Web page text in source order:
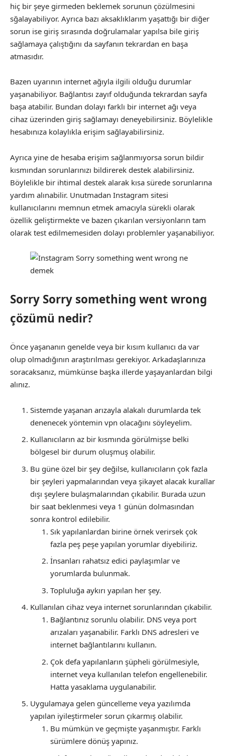
hiç bir şeye girmeden beklemek sorunun çözülmesini
sğalayabiliyor. Ayrıca bazı aksaklıklarım yaşattığı bir diğer
sorun ise giriş sırasında doğrulamalar yapılsa bile giriş
sağlamaya çalıştığını da sayfanın tekrardan en başa
atmasıdır.
Bazen uyarının internet ağıyla ilgili olduğu durumlar
yaşanabiliyor. Bağlantısı zayıf olduğunda tekrardan sayfa
başa atabilir. Bundan dolayı farklı bir internet ağı veya
cihaz üzerinden giriş sağlamayı deneyebilirsiniz. Böylelikle
hesabınıza kolaylıkla erişim sağlayabilirsiniz.
Ayrıca yine de hesaba erişim sağlanmıyorsa sorun bildir
kısmından sorunlarınızı bildirerek destek alabilirsiniz.
Böylelikle bir ihtimal destek alarak kısa sürede sorunlarına
yardım alınabilir. Unutmadan Instagram sitesi
kullanıcılarını memnun etmek amacıyla sürekli olarak
özellik geliştirmekte ve bazen çıkarılan versiyonların tam
olarak test edilmemesiden dolayı problemler yaşanabiliyor.
Sorry Sorry something went wrong
çözümü nedir?
Önce yaşananın genelde veya bir kısım kullanıcı da var
olup olmadığının araştırılması gerekiyor. Arkadaşlarınıza
soracaksanız, mümkünse başka illerde yaşayanlardan bilgi
alınız.
Sistemde yaşanan arızayla alakalı durumlarda tek
denenecek yöntemin vpn olacağını söyleyelim.
Kullanıcıların az bir kısmında görülmişse belki
bölgesel bir durum oluşmuş olabilir.
Bu güne özel bir şey değilse, kullanıcıların çok fazla
bir şeyleri yapmalarından veya şikayet alacak kurallar
dışı şeylere bulaşmalarından çıkabilir. Burada uzun
bir saat beklenmesi veya 1 günün dolmasından
sonra kontrol edilebilir.
Sık yapılanlardan birine örnek verirsek çok
fazla peş peşe yapılan yorumlar diyebiliriz.
İnsanları rahatsız edici paylaşımlar ve
yorumlarda bulunmak.
Topluluğa aykırı yapılan her şey.
Kullanılan cihaz veya internet sorunlarından çıkabilir.
Bağlantınız sorunlu olabilir. DNS veya port
arızaları yaşanabilir. Farklı DNS adresleri ve
internet bağlantılarını kullanın.
Çok defa yapılanların şüpheli görülmesiyle,
internet veya kullanılan telefon engellenebilir.
Hatta yasaklama uygulanabilir.
Uygulamaya gelen güncelleme veya yazılımda
yapılan iyileştirmeler sorun çıkarmış olabilir.
Bu mümkün ve geçmişte yaşanmıştır. Farklı
sürümlere dönüş yapınız.